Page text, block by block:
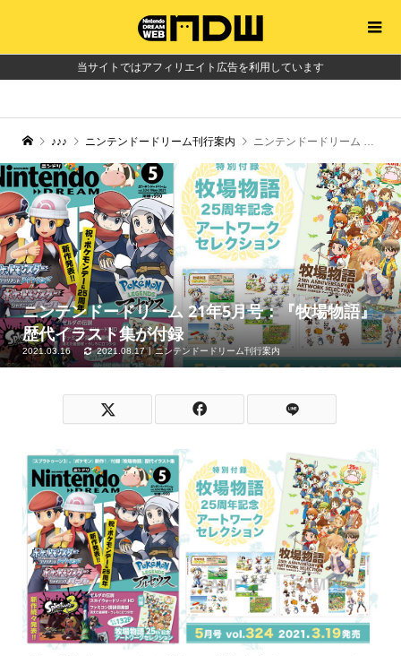
当サイトではアフィリエイト広告を利用しています
♪♪♪ ニンテンドードリーム刊行案内 ニンテンドードリーム 21年5月号：『牧場物語』歴代イラスト集が付録
ニンテンドードリーム 21年5月号：『牧場物語』
歴代イラスト集が付録
2021.03.16 2021.08.17 ニンテンドードリーム刊行案内